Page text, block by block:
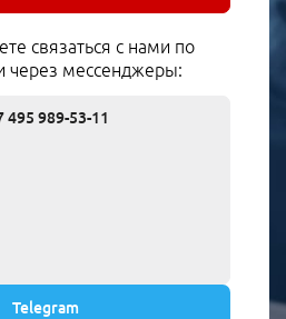
связаться с нами по
через мессенджеры:
495 989-53-11
Telegram